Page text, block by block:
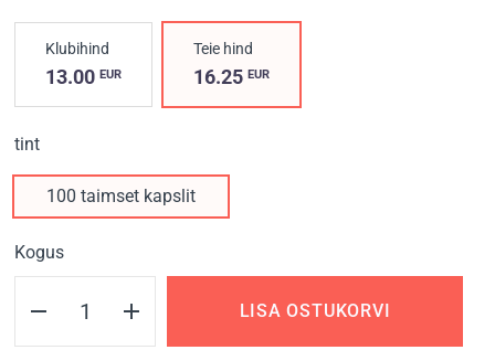
Klubihind
13.00 EUR
Teie hind
16.25EUR
tint
100 taimset kapslit
Kogus
LISA OSTUKORVI